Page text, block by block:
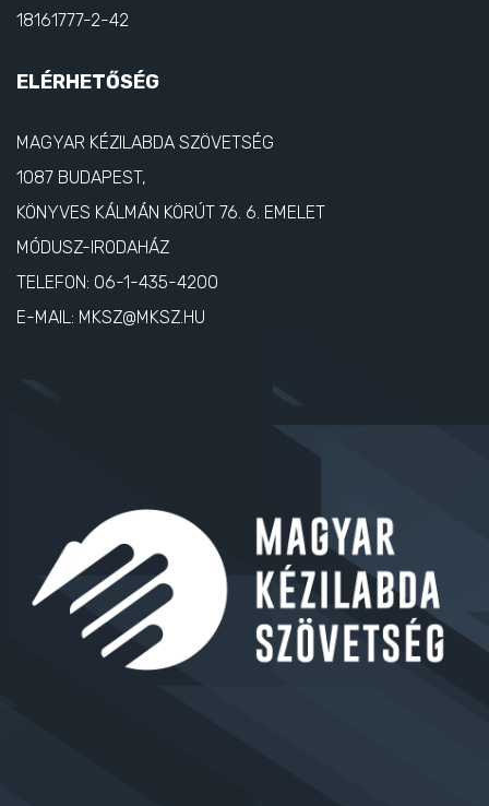
18161777-2-42
ELÉRHETŐSÉG
MAGYAR KÉZILABDA SZÖVETSÉG
1087 BUDAPEST,
KÖNYVES KÁLMÁN KÖRÚT 76. 6. EMELET
MÓDUSZ-IRODAHÁZ
TELEFON: 06-1-435-4200
E-MAIL: MKSZ@MKSZ.HU